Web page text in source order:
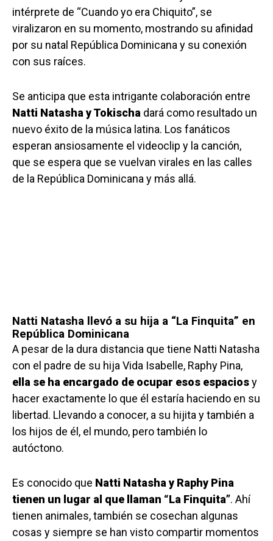
intérprete de “Cuando yo era Chiquito”, se
viralizaron en su momento, mostrando su afinidad
por su natal República Dominicana y su conexión
con sus raíces.
Se anticipa que esta intrigante colaboración entre
Natti Natasha y Tokischa dará como resultado un
nuevo éxito de la música latina. Los fanáticos
esperan ansiosamente el videoclip y la canción,
que se espera que se vuelvan virales en las calles
de la República Dominicana y más allá.
Natti Natasha llevó a su hija a “La Finquita” en
República Dominicana
A pesar de la dura distancia que tiene Natti Natasha
con el padre de su hija Vida Isabelle, Raphy Pina,
ella se ha encargado de ocupar esos espaciosy
hacer exactamente lo que él estaría haciendo en su
libertad. Llevando a conocer, a su hijita y también a
los hijos de él, el mundo, pero también lo
autóctono.
Es conocido que Natti Natasha y Raphy Pina
tienen un lugar al que llaman “La Finquita”. Ahí
tienen animales, también se cosechan algunas
cosas y siempre se han visto compartir momentos